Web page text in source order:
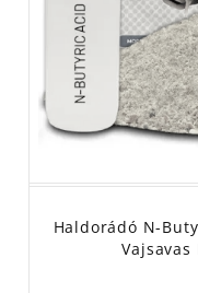
Haldorádó N-